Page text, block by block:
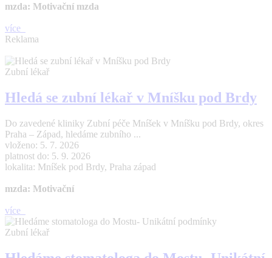
mzda: Motivační mzda
více
Reklama
Zubní lékař
Hledá se zubní lékař v Mníšku pod Brdy
Do zavedené kliniky Zubní péče Mníšek v Mníšku pod Brdy, okres
Praha – Západ, hledáme zubního ...
vloženo: 5. 7. 2026
platnost do: 5. 9. 2026
lokalita: Mníšek pod Brdy, Praha západ
mzda: Motivační
více
Zubní lékař